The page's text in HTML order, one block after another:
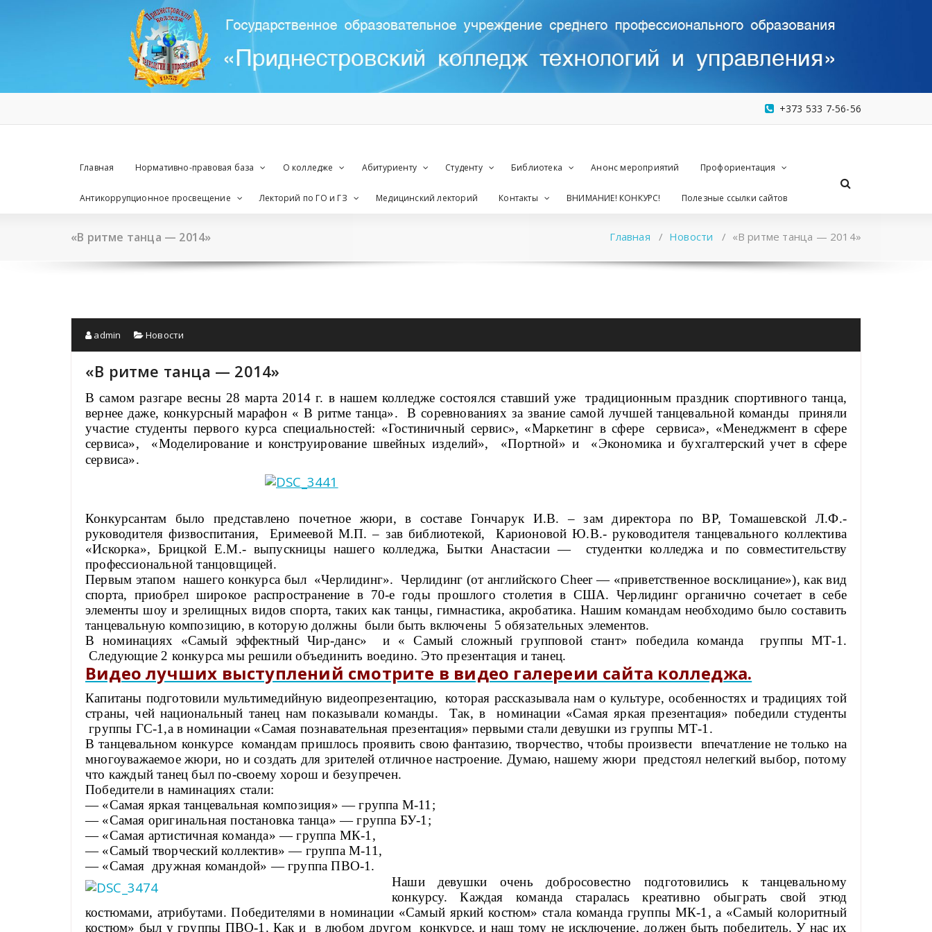
+373 533 7-56-56
Главная Нормативно-правовая база О колледже Абитуриенту Студенту Библиотека Анонс мероприятий Профориентация
Антикоррупционное просвещение Лекторий по ГО и ГЗ Медицинский лекторий Контакты ВНИМАНИЕ! КОНКУРС! Полезные ссылки сайтов
«В ритме танца — 2014» Главная / Новости / «В ритме танца — 2014»
admin Новости
«В ритме танца — 2014»
В самом разгаре весны 28 марта 2014 г. в нашем колледже состоялся ставший уже традиционным праздник спортивного танца,
вернее даже, конкурсный марафон « В ритме танца». В соревнованиях за звание самой лучшей танцевальной команды приняли
участие студенты первого курса специальностей: «Гостиничный сервис», «Маркетинг в сфере сервиса», «Менеджмент в сфере
сервиса», «Моделирование и конструирование швейных изделий», «Портной» и «Экономика и бухгалтерский учет в сфере
сервиса».
Конкурсантам было представлено почетное жюри, в составе Гончарук И.В. – зам директора по ВР, Томашевской Л.Ф.-
руководителя физвоспитания, Еримеевой М.П. – зав библиотекой, Карионовой Ю.В.- руководителя танцевального коллектива
«Искорка», Брицкой Е.М.- выпускницы нашего колледжа, Бытки Анастасии — студентки колледжа и по совместительству
профессиональной танцовщицей.
Первым этапом нашего конкурса был «Черлидинг». Черлидинг (от английского Cheer — «приветственное восклицание»), как вид
спорта, приобрел широкое распространение в 70-е годы прошлого столетия в США. Черлидинг органично сочетает в себе
элементы шоу и зрелищных видов спорта, таких как танцы, гимнастика, акробатика. Нашим командам необходимо было составить
танцевальную композицию, в которую должны были быть включены 5 обязательных элементов.
В номинациях «Самый эффектный Чир-данс» и « Самый сложный групповой стант» победила команда группы МТ-1.
Следующие 2 конкурса мы решили объединить воедино. Это презентация и танец.
Видео лучших выступлений смотрите в видео галереии сайта колледжа.
Капитаны подготовили мультимедийную видеопрезентацию, которая рассказывала нам о культуре, особенностях и традициях той
страны, чей национальный танец нам показывали команды. Так, в номинации «Самая яркая презентация» победили студенты
группы ГС-1,а в номинации «Самая познавательная презентация» первыми стали девушки из группы МТ-1.
В танцевальном конкурсе командам пришлось проявить свою фантазию, творчество, чтобы произвести впечатление не только на
многоуважаемое жюри, но и создать для зрителей отличное настроение. Думаю, нашему жюри предстоял нелегкий выбор, потому
что каждый танец был по-своему хорош и безупречен.
Победители в наминациях стали:
— «Самая яркая танцевальная композиция» — группа М-11;
— «Самая оригинальная постановка танца» — группа БУ-1;
— «Самая артистичная команда» — группа МК-1,
— «Самый творческий коллектив» — группа М-11,
— «Самая дружная командой» — группа ПВО-1.
Наши девушки очень добросовестно подготовились к танцевальному
конкурсу. Каждая команда старалась креативно обыграть свой этюд
костюмами, атрибутами. Победителями в номинации «Самый яркий костюм» стала команда группы МК-1, а «Самый колоритный
костюм» был у группы ПВО-1. Как и в любом другом конкурсе, и наш тому не исключение, должен быть победитель. У нас их